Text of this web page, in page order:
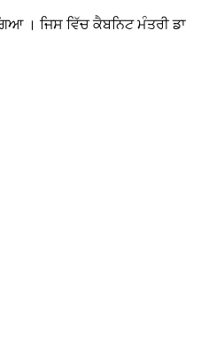
। ਜਿਸ ਵਿੱਚ ਕੈਬਨਿਟ ਮੰਤਰੀ ਡਾ